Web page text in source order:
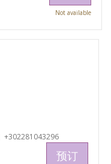
Not available
+302281043296
预订